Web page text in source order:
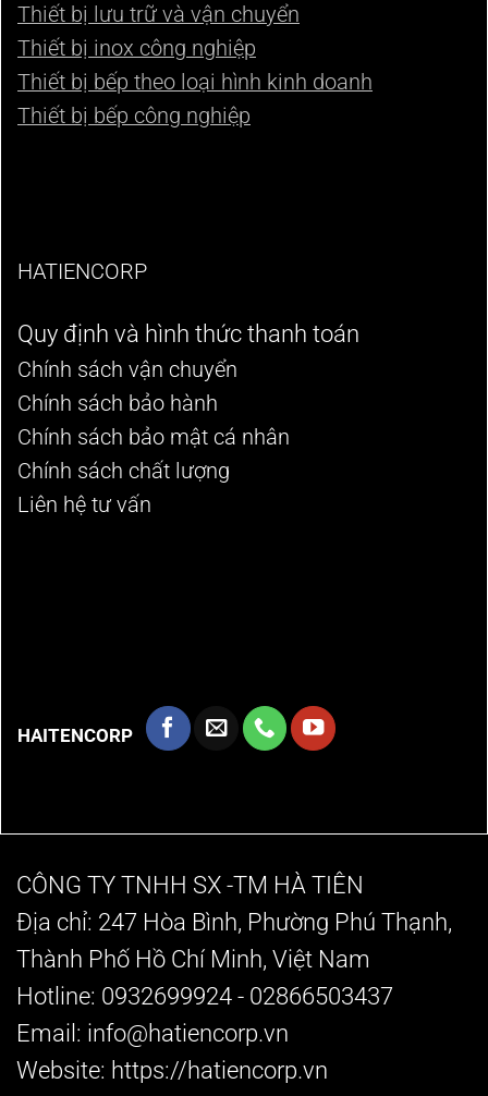
Thiết bị lưu trữ và vận chuyển
Thiết bị inox công nghiệp
Thiết bị bếp theo loại hình kinh doanh
Thiết bị bếp công nghiệp
HATIENCORP
Quy định và hình thức thanh toán
Chính sách vận chuyển
Chính sách bảo hành
Chính sách bảo mật cá nhân
Chính sách chất lượng
Liên hệ tư vấn
HAITENCORP
CÔNG TY TNHH SX -TM HÀ TIÊN
Địa chỉ: 247 Hòa Bình, Phường Phú Thạnh,
Thành Phố Hồ Chí Minh, Việt Nam
Hotline: 0932699924 - 02866503437
Email: info@hatiencorp.vn
Website: https://hatiencorp.vn